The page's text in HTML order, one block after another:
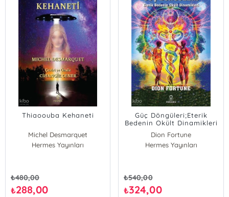
Thiaoouba Kehaneti
Michel Desmarquet
Hermes Yayınları
₺480,00
₺288,00
Güç Döngüleri;Eterik
Bedenin Okült Dinamikleri
Dion Fortune
Hermes Yayınları
₺540,00
₺324,00